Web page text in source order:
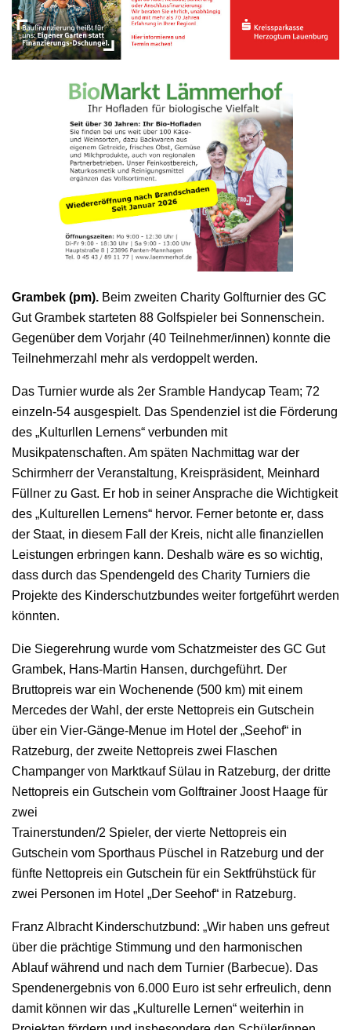
Grambek (pm). Beim zweiten Charity Golfturnier des GC
Gut Grambek starteten 88 Golfspieler bei Sonnenschein.
Gegenüber dem Vorjahr (40 Teilnehmer/innen) konnte die
Teilnehmerzahl mehr als verdoppelt werden.
Das Turnier wurde als 2er Sramble Handycap Team; 72
einzeln-54 ausgespielt. Das Spendenziel ist die Förderung
des „Kulturllen Lernens“ verbunden mit
Musikpatenschaften. Am späten Nachmittag war der
Schirmherr der Veranstaltung, Kreispräsident, Meinhard
Füllner zu Gast. Er hob in seiner Ansprache die Wichtigkeit
des „Kulturellen Lernens“ hervor. Ferner betonte er, dass
der Staat, in diesem Fall der Kreis, nicht alle finanziellen
Leistungen erbringen kann. Deshalb wäre es so wichtig,
dass durch das Spendengeld des Charity Turniers die
Projekte des Kinderschutzbundes weiter fortgeführt werden
könnten.
Die Siegerehrung wurde vom Schatzmeister des GC Gut
Grambek, Hans-Martin Hansen, durchgeführt. Der
Bruttopreis war ein Wochenende (500 km) mit einem
Mercedes der Wahl, der erste Nettopreis ein Gutschein
über ein Vier-Gänge-Menue im Hotel der „Seehof“ in
Ratzeburg, der zweite Nettopreis zwei Flaschen
Champanger von Marktkauf Sülau in Ratzeburg, der dritte
Nettopreis ein Gutschein vom Golftrainer Joost Haage für
zwei
Trainerstunden/2 Spieler, der vierte Nettopreis ein
Gutschein vom Sporthaus Püschel in Ratzeburg und der
fünfte Nettopreis ein Gutschein für ein Sektfrühstück für
zwei Personen im Hotel „Der Seehof“ in Ratzeburg.
Franz Albracht Kinderschutzbund: „Wir haben uns gefreut
über die prächtige Stimmung und den harmonischen
Ablauf während und nach dem Turnier (Barbecue). Das
Spendenergebnis von 6.000 Euro ist sehr erfreulich, denn
damit können wir das „Kulturelle Lernen“ weiterhin in